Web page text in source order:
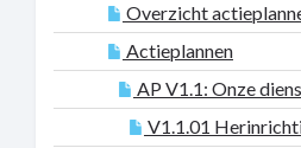
Overzicht
Actieplannen
AP V1.1: Onze
V1.1.01